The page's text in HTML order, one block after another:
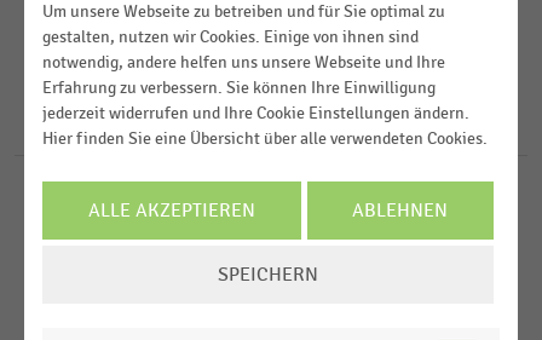
201 Ergebnisse fürKassenstudie
DEUTSCHSPRACHIGER EINZELHANDEL |STATISTIK
Lebensmittelhandel
M-Commerce
2025
2024
2023
2022
MEHR ANZEIGEN
Deutschland
D-A-CH-Region
FILTER ZURÜCKSETZEN
Um unsere Webseite zu betreiben und für Sie optimal zu
gestalten, nutzen wir Cookies. Einige von ihnen sind
notwendig, andere helfen uns unsere Webseite und Ihre
Erfahrung zu verbessern. Sie können Ihre Einwilligung
jederzeit widerrufen und Ihre Cookie Einstellungen ändern.
Hier finden Sie eine Übersicht über alle verwendeten Cookies.
ALLE AKZEPTIEREN ABLEHNEN
SPEICHERN